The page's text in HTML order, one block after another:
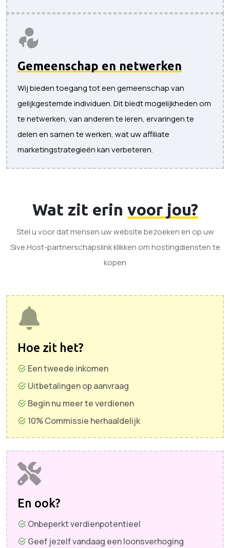
Gemeenschap en netwerken
Wij bieden toegang tot een gemeenschap van
gelijkgestemde individuen. Dit biedt mogelijkheden om
te netwerken, van anderen te leren, ervaringen te
delen en samen te werken, wat uw affiliate
marketingstrategieën kan verbeteren.
Wat zit erin voor jou?
Stel u voor dat mensen uw website bezoeken en op uw
Sive.Host-partnerschapslink klikken om hostingdiensten te
kopen
Hoe zit het?
Een tweede inkomen
Uitbetalingen op aanvraag
Begin nu meer te verdienen
10% Commissie herhaaldelijk
En ook?
Onbeperkt verdienpotentieel
Geef jezelf vandaag een loonsverhoging